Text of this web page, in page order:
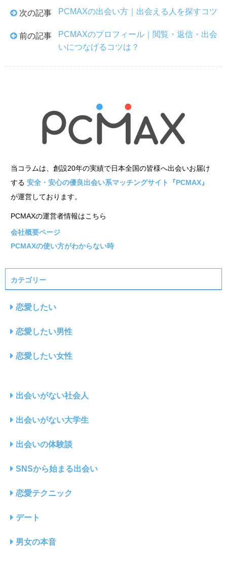
次の記事 PCMAXの出会い方｜出会える人を探すコツ
前の記事
PCMAXのプロフィール｜閲覧・返信・出会
いにつなげるコツは？
当コラムは、創設20年の実績で日本全国の皆様へ出会いお届け
する 安全・安心の優良出会い系マッチングサイト『PCMAX』
が運営しております。
PCMAXの運営者情報はこちら
会社概要ページ
PCMAXの使い方がわからない時
カテゴリー
恋愛したい
恋愛したい男性
恋愛したい女性
出会いがない社会人
出会いがない大学生
出会いの体験談
SNSから始まる出会い
恋愛テクニック
デート
男女の本音